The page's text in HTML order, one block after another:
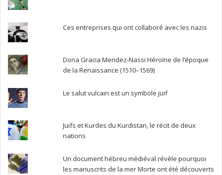
Ces entreprises qui ont collaboré avec les nazis
Dona Gracia Mendez-Nassi Héroïne de l’époque
de la Renaissance (1510–1569)
Le salut vulcain est un symbole juif
Juifs et Kurdes du Kurdistan, le récit de deux
nations
Un document hébreu médiéval révèle pourquoi
les manuscrits de la mer Morte ont été découverts